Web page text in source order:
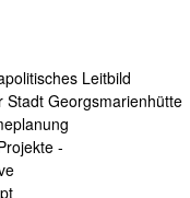
Leitbild
Stadt Georgsmarienhütte
-